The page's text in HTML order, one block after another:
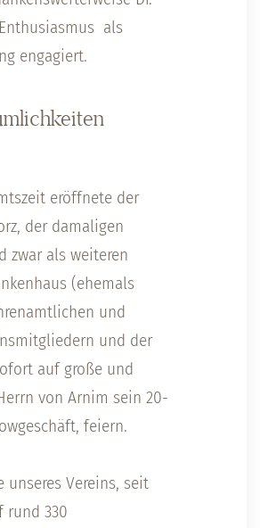
als
engagiert.
eröffnete der
der damaligen
zwar als weiteren
(ehemals
und
und der
auf große und
von Arnim sein 20-
feiern.
unseres Vereins, seit
rund 330